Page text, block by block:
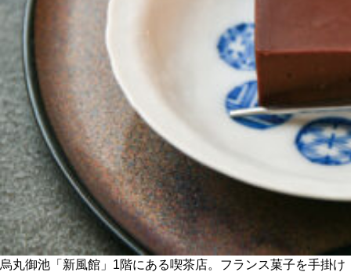
ABOUT US
Instagram
チケットプレゼント応募
MAIN MENU
SERIES
烏丸御池「新風館」1階にある喫茶店。フランス菓子を手掛け